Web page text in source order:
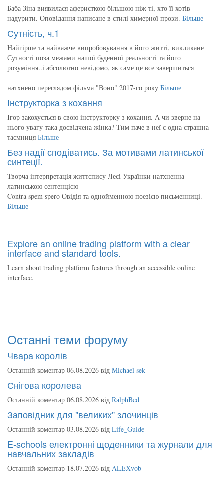
Баба Зіна виявилася аферисткою більшою ніж ті, хто її хотів
надурити. Оповідання написане в стилі химерної прози. Більше
Сутність, ч.1
Найгірше та найважче випробовування в його житті, викликане
Сутності поза межами нашої буденної реальності та його
розуміння..і абсолютно невідомо, як саме це все завершиться
натхнено переглядом фільма "Воно" 2017-го року Більше
Інструкторка з кохання
Ігор закохується в свою інструкторку з кохання. А чи зверне на
нього увагу така досвідчена жінка? Тим паче в неї є одна страшна
таємниця Більше
Без надії сподіватись. За мотивами латинської
синтеції.
Творча інтерпретація життєпису Лесі Українки натхненна
латинською сентенцією
Contra spem spero Овідія та однойменною поезією письменниці.
Більше
Explore an online trading platform with a clear
interface and standard tools.
Learn about trading platform features through an accessible online
interface.
Останні теми форуму
Чвара королів
Останній коментар 06.08.2026 від Michael sek
Снігова королева
Останній коментар 06.08.2026 від RalphBed
Заповідник для "великих" злочинців
Останній коментар 03.08.2026 від Life_Guide
E-schools електронні щоденники та журнали для
навчальних закладів
Останній коментар 18.07.2026 від ALEXvob